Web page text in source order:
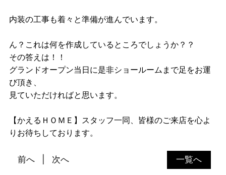
内装の工事も着々と準備が進んでいます。
ん？これは何を作成しているところでしょうか？？
その答えは！！
グランドオープン当日に是非ショールームまで足をお運
び頂き、
見ていただければと思います。
【かえるＨＯＭＥ】スタッフ一同、皆様のご来店を心よ
りお待ちしております。
一覧へ
前へ 次へ